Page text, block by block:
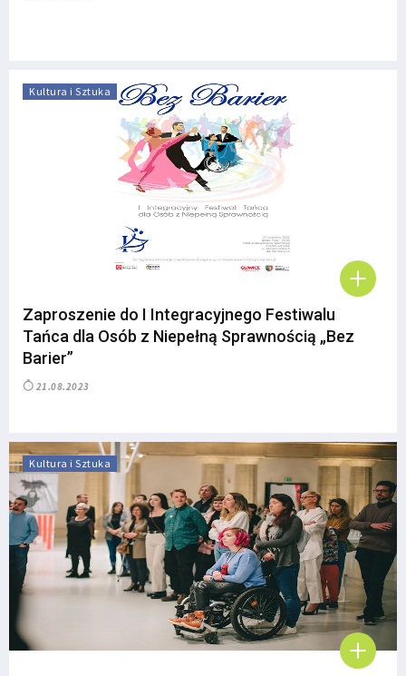
Kultura i Sztuka
Zaproszenie do I Integracyjnego Festiwalu
Tańca dla Osób z Niepełną Sprawnością „Bez
Barier”
21.08.2023
Kultura i Sztuka